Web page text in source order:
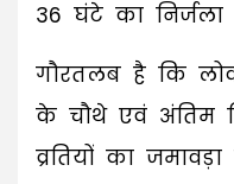
36 घंटे का निर्जला
गौरतलब है कि
के चौथे एवं अंतिम
व्रतियों का